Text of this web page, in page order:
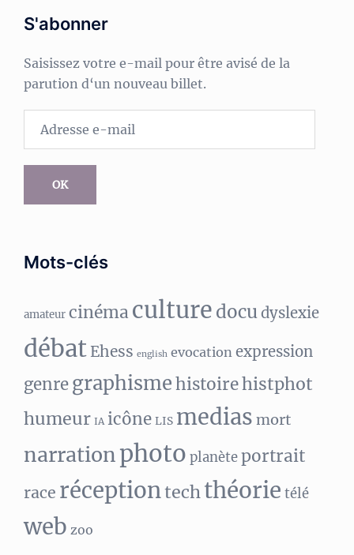
S'abonner
Saisissez votre e-mail pour être avisé de la
parution d‘un nouveau billet.
OK
Mots-clés
amateur cinémaculture docudyslexie
débat Ehess english evocation expression
genregraphismehistoirehistphot
humeur IA icône LIS medias mort
narrationphoto planèteportrait
race réceptiontechthéorie télé
web zoo